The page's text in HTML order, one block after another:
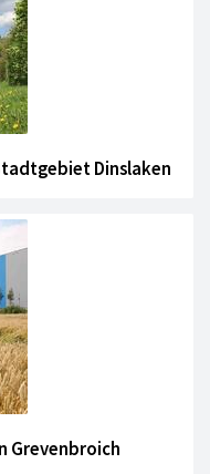
Dinslaken
Grevenbroich